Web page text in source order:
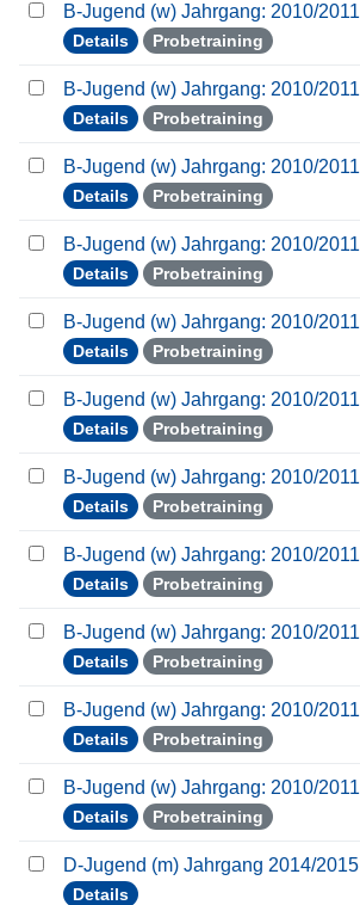
B-Jugend (w) Jahrgang: 2010/2011
Details Probetraining
B-Jugend (w) Jahrgang: 2010/2011
Details Probetraining
B-Jugend (w) Jahrgang: 2010/2011
Details Probetraining
B-Jugend (w) Jahrgang: 2010/2011
Details Probetraining
B-Jugend (w) Jahrgang: 2010/2011
Details Probetraining
B-Jugend (w) Jahrgang: 2010/2011
Details Probetraining
B-Jugend (w) Jahrgang: 2010/2011
Details Probetraining
B-Jugend (w) Jahrgang: 2010/2011
Details Probetraining
B-Jugend (w) Jahrgang: 2010/2011
Details Probetraining
B-Jugend (w) Jahrgang: 2010/2011
Details Probetraining
B-Jugend (w) Jahrgang: 2010/2011
Details Probetraining
D-Jugend (m) Jahrgang 2014/2015
Details